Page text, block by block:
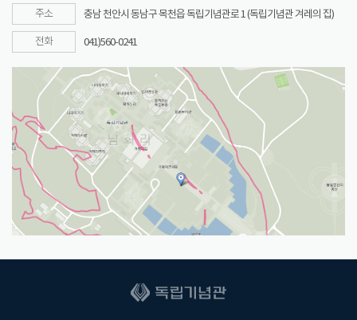
주소 충남 천안시 동남구 목천읍 독립기념관로 1 (독립기념관 겨레의 집)
전화 041)560-0241